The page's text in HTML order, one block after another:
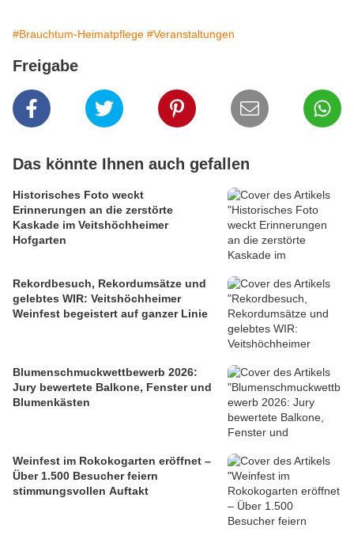
#Brauchtum-Heimatpflege #Veranstaltungen
Freigabe
Das könnte Ihnen auch gefallen
Historisches Foto weckt
Erinnerungen an die zerstörte
Kaskade im Veitshöchheimer
Hofgarten
Rekordbesuch, Rekordumsätze und
gelebtes WIR: Veitshöchheimer
Weinfest begeistert auf ganzer Linie
Blumenschmuckwettbewerb 2026:
Jury bewertete Balkone, Fenster und
Blumenkästen
Weinfest im Rokokogarten eröffnet –
Über 1.500 Besucher feiern
stimmungsvollen Auftakt